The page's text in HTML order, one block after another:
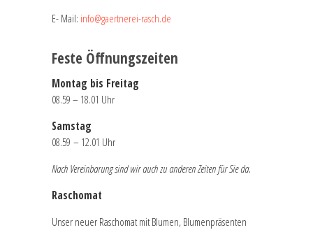
E- Mail: info@gaertnerei-rasch.de
Feste Öffnungszeiten
Montag bis Freitag
08.59 – 18.01 Uhr
Samstag
08.59 – 12.01 Uhr
Nach Vereinbarung sind wir auch zu anderen Zeiten für Sie da.
Raschomat
Unser neuer Raschomat mit Blumen, Blumenpräsenten